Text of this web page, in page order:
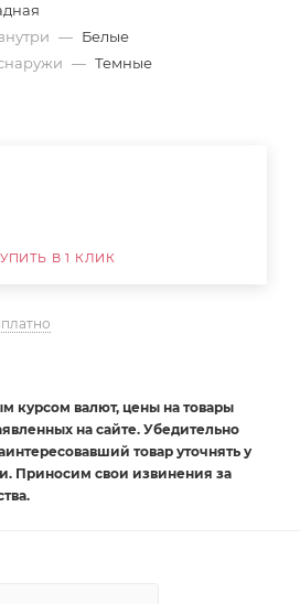
— Белые
— Темные
В 1 КЛИК
курсом валют, цены на товары
на сайте. Убедительно
товар уточнять у
Приносим свои извинения за